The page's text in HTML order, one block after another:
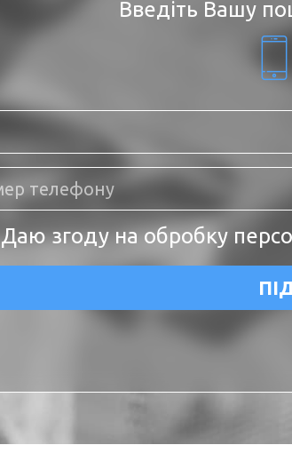
Введіть Вашу
Даю згоду на обробку